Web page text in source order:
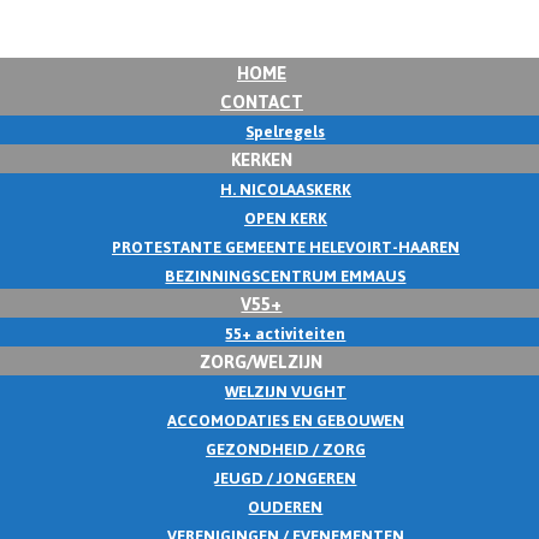
HOME
CONTACT
Spelregels
KERKEN
H. NICOLAASKERK
OPEN KERK
PROTESTANTE GEMEENTE HELEVOIRT-HAAREN
BEZINNINGSCENTRUM EMMAUS
V55+
55+ activiteiten
ZORG/WELZIJN
WELZIJN VUGHT
ACCOMODATIES EN GEBOUWEN
GEZONDHEID / ZORG
JEUGD / JONGEREN
OUDEREN